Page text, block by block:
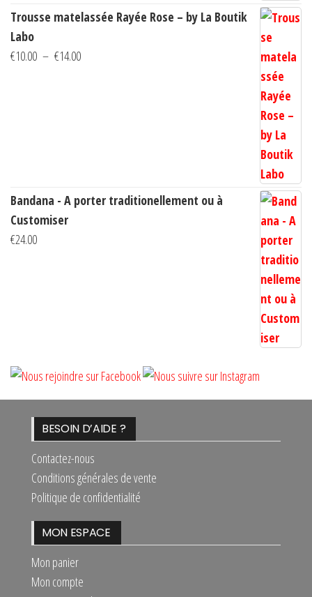
Trousse matelassée Rayée Rose – by La Boutik
Labo
€10.00 – €14.00Plage
Bandana - A porter traditionellement ou à
Customiser
€24.00
BESOIN D’AIDE ?
Contactez-nous
Conditions générales de vente
Politique de confidentialité
MON ESPACE
Mon panier
Mon compte